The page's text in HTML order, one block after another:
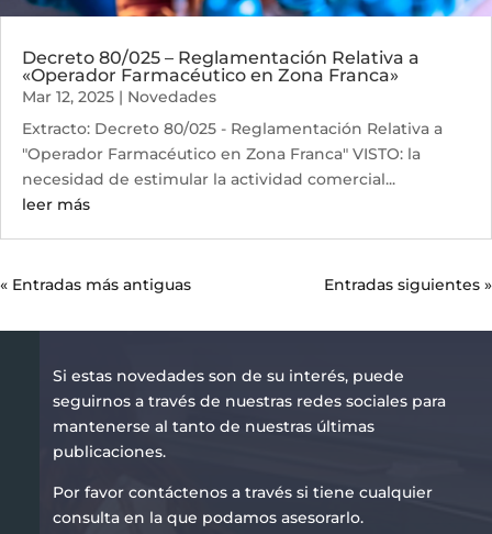
Decreto 80/025 – Reglamentación Relativa a
«Operador Farmacéutico en Zona Franca»
Mar 12, 2025 | Novedades
Extracto: Decreto 80/025 - Reglamentación Relativa a
"Operador Farmacéutico en Zona Franca" VISTO: la
necesidad de estimular la actividad comercial...
leer más
« Entradas más antiguas Entradas siguientes »
Si estas novedades son de su interés, puede
seguirnos a través de nuestras redes sociales para
mantenerse al tanto de nuestras últimas
publicaciones.
Por favor contáctenos a través si tiene cualquier
consulta en la que podamos asesorarlo.